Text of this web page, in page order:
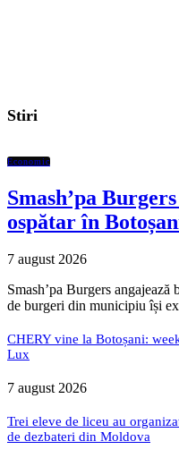
Stiri
Economic
Smash’pa
ospătar în
7 august 2026
Smash’pa Burgers
de burgeri din municipiu își
CHERY vine la Botoșani:
Lux
7 august 2026
Trei eleve de liceu au
de dezbateri din Moldova